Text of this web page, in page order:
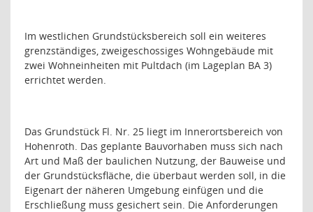
Im westlichen Grundstücksbereich soll ein weiteres
grenzständiges, zweigeschossiges Wohngebäude mit
zwei Wohneinheiten mit Pultdach (im Lageplan BA 3)
errichtet werden.
Das Grundstück Fl. Nr. 25 liegt im Innerortsbereich von
Hohenroth. Das geplante Bauvorhaben muss sich nach
Art und Maß der baulichen Nutzung, der Bauweise und
der Grundstücksfläche, die überbaut werden soll, in die
Eigenart der näheren Umgebung einfügen und die
Erschließung muss gesichert sein. Die Anforderungen